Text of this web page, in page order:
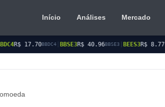
Início Análises Mercado
|BBSE3R$ 40.96BBSE3|BEES3R$ 8.77BEES3|BEES4 R$